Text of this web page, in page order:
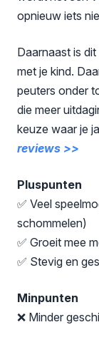
opnieuw iets
Daarnaast is
met je kind.
peuters onder
die meer
keuze waar je
reviews >>
Pluspunten
✅ Veel
schommelen)
✅ Groeit mee
✅ Stevig en
Minpunten
❌ Minder